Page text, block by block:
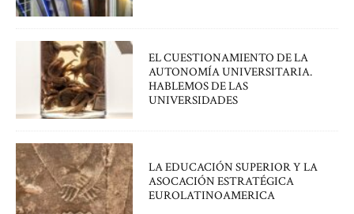
EL CUESTIONAMIENTO DE LA
AUTONOMÍA UNIVERSITARIA.
HABLEMOS DE LAS
UNIVERSIDADES
LA EDUCACIÓN SUPERIOR Y LA
ASOCACIÓN ESTRATÉGICA
EUROLATINOAMERICA